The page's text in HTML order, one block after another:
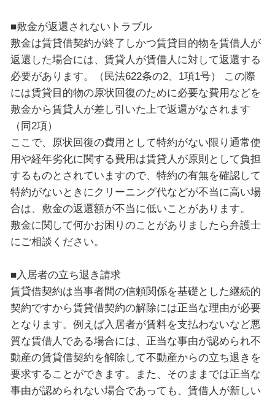
■敷金が返還されないトラブル
敷金は賃貸借契約が終了しかつ賃貸目的物を賃借人が
返還した場合には、賃貸人が賃借人に対して返還する
必要があります。（民法622条の2、1項1号） この際
には賃貸目的物の原状回復のために必要な費用などを
敷金から賃貸人が差し引いた上で返還がなされます
（同2項）
ここで、原状回復の費用として特約がない限り通常使
用や経年劣化に関する費用は賃貸人が原則として負担
するものとされていますので、特約の有無を確認して
特約がないときにクリーニング代などが不当に高い場
合は、敷金の返還額が不当に低いことがあります。
敷金に関して何かお困りのことがありましたら弁護士
にご相談ください。
■入居者の立ち退き請求
賃貸借契約は当事者間の信頼関係を基礎とした継続的
契約ですから賃貸借契約の解除には正当な理由が必要
となります。例えば入居者が賃料を支払わないなど悪
質な賃借人である場合には、正当な事由が認められ不
動産の賃貸借契約を解除して不動産からの立ち退きを
要求することができます。また、そのままでは正当な
事由が認められない場合であっても、賃借人が新しい